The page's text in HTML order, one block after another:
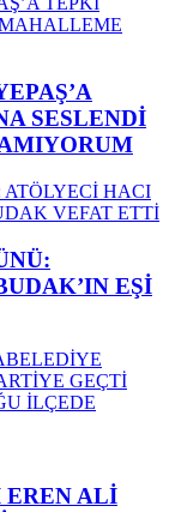
SESLENDİ
EŞİ
ALİ